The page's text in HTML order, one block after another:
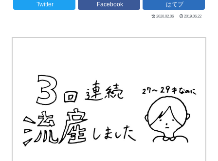
Twitter Facebook はてブ
2020.02.06 2019.06.22